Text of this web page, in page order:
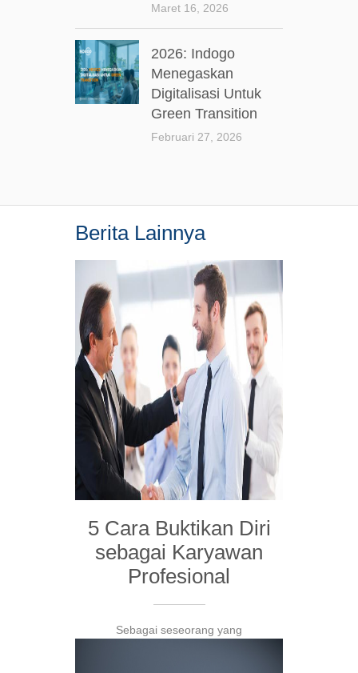
Maret 16, 2026
2026: Indogo
Menegaskan
Digitalisasi Untuk
Green Transition
Februari 27, 2026
Berita Lainnya
5 Cara Buktikan Diri
sebagai Karyawan
Profesional
Sebagai seseorang yang